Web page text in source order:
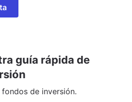
guía rápida de
de inversión.